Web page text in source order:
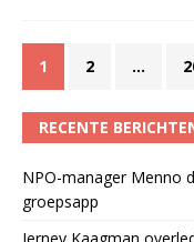
1 2 …
RECENTE
NPO-manager Menno
groepsapp